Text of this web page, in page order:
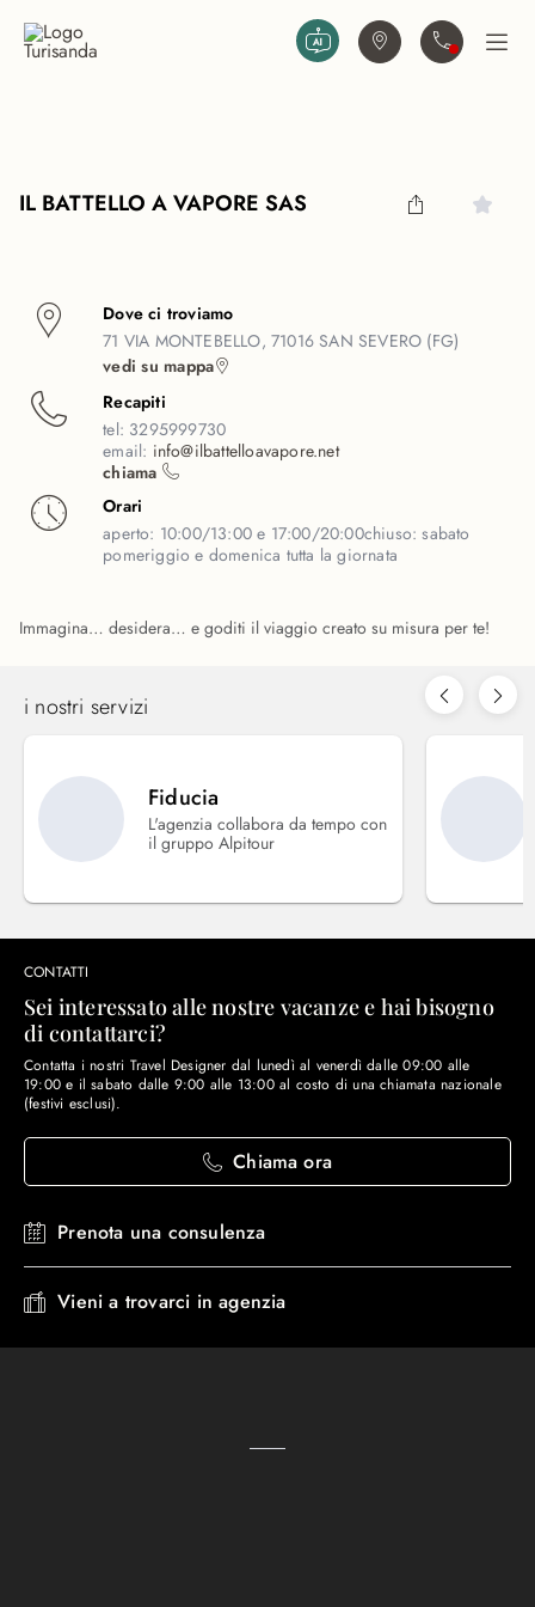
Trova agenziaContattaciApri
IL BATTELLO A VAPORE SAS
Dove ci troviamo
71 VIA MONTEBELLO, 71016 SAN SEVERO (FG)
vedi su mappa
Recapiti
tel: 3295999730
email: info@ilbattelloavapore.net
chiama
Orari
aperto: 10:00/13:00 e 17:00/20:00chiuso:sabato
pomeriggio e domenica tutta la giornata
Immagina… desidera… e goditi il viaggio creato su misura per te!
i nostri servizi
Fiducia
L'agenzia collabora da tempo con
il gruppo Alpitour
CONTATTI
Sei interessato alle nostre vacanze e hai bisogno
di contattarci?
Contatta i nostri Travel Designer dal lunedì al venerdì dalle 09:00 alle
19:00 e il sabato dalle 9:00 alle 13:00 al costo di una chiamata nazionale
(festivi esclusi).
Chiama ora
Prenota una consulenza
Vieni a trovarci in agenzia